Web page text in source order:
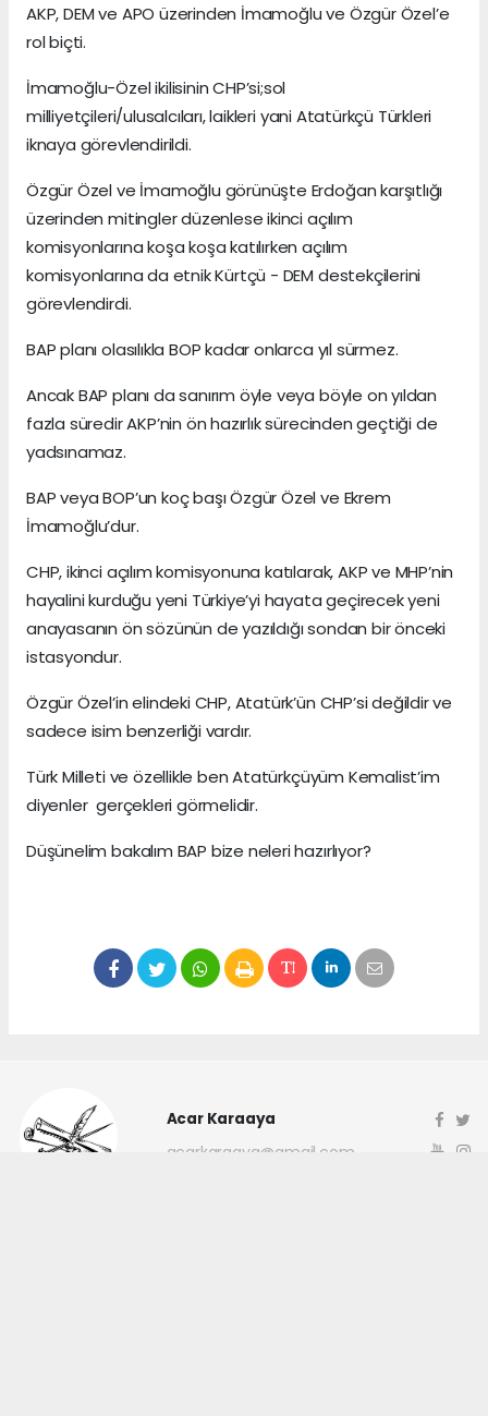
AKP, DEM ve APO üzerinden İmamoğlu ve Özgür Özel’e
rol biçti.
İmamoğlu-Özel ikilisinin CHP’si;sol
milliyetçileri/ulusalcıları, laikleri yani Atatürkçü Türkleri
iknaya görevlendirildi.
Özgür Özel ve İmamoğlu görünüşte Erdoğan karşıtlığı
üzerinden mitingler düzenlese ikinci açılım
komisyonlarına koşa koşa katılırken açılım
komisyonlarına da etnik Kürtçü - DEM destekçilerini
görevlendirdi.
BAP planı olasılıkla BOP kadar onlarca yıl sürmez.
Ancak BAP planı da sanırım öyle veya böyle on yıldan
fazla süredir AKP’nin ön hazırlık sürecinden geçtiği de
yadsınamaz.
BAP veya BOP’un koç başı Özgür Özel ve Ekrem
İmamoğlu’dur.
CHP, ikinci açılım komisyonuna katılarak, AKP ve MHP’nin
hayalini kurduğu yeni Türkiye’yi hayata geçirecek yeni
anayasanın ön sözünün de yazıldığı sondan bir önceki
istasyondur.
Özgür Özel’in elindeki CHP, Atatürk’ün CHP’si değildir ve
sadece isim benzerliği vardır.
Türk Milleti ve özellikle ben Atatürkçüyüm Kemalist’im
diyenler gerçekleri görmelidir.
Düşünelim bakalım BAP bize neleri hazırlıyor?
Acar Karaaya
acarkaraaya@gmail.com